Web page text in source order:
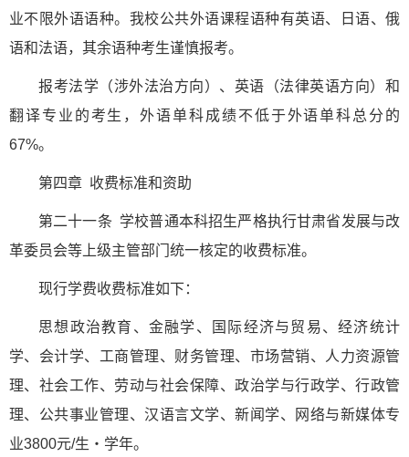
业不限外语语种。我校公共外语课程语种有英语、日语、俄
语和法语，其余语种考生谨慎报考。
报考法学（涉外法治方向）、英语（法律英语方向）和
翻译专业的考生，外语单科成绩不低于外语单科总分的
67%。
第四章 收费标准和资助
第二十一条 学校普通本科招生严格执行甘肃省发展与改
革委员会等上级主管部门统一核定的收费标准。
现行学费收费标准如下：
思想政治教育、金融学、国际经济与贸易、经济统计
学、会计学、工商管理、财务管理、市场营销、人力资源管
理、社会工作、劳动与社会保障、政治学与行政学、行政管
理、公共事业管理、汉语言文学、新闻学、网络与新媒体专
业3800元/生・学年。